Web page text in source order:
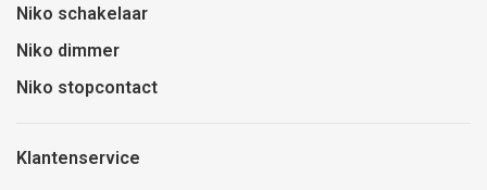
Niko schakelaar
Niko dimmer
Niko stopcontact
Klantenservice